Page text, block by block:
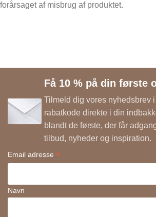
forårsaget af misbrug af produktet.
Få 10 % på din første
Tilmeld dig vores nyhedsbrev
rabatkode direkte i din
blandt de første, der får
tilbud, nyheder og inspiration.
Email adresse *
Navn